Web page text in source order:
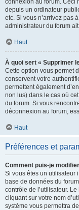
connexion au forum. Ceci
depuis un ordinateur
etc. Si vous n’arrivez pas
administrateur du forum
Haut
À quoi sert « Supprimer
Cette option vous permet
conservent votre
permettent également
non lus) dans le cas où
du forum. Si vous
déconnexion au forum,
Haut
Préférences et
Comment puis-je
Si vous êtes un utilisateur
base de données du
contrôle de l’utilisateur.
cliquant sur votre nom
système vous permettra